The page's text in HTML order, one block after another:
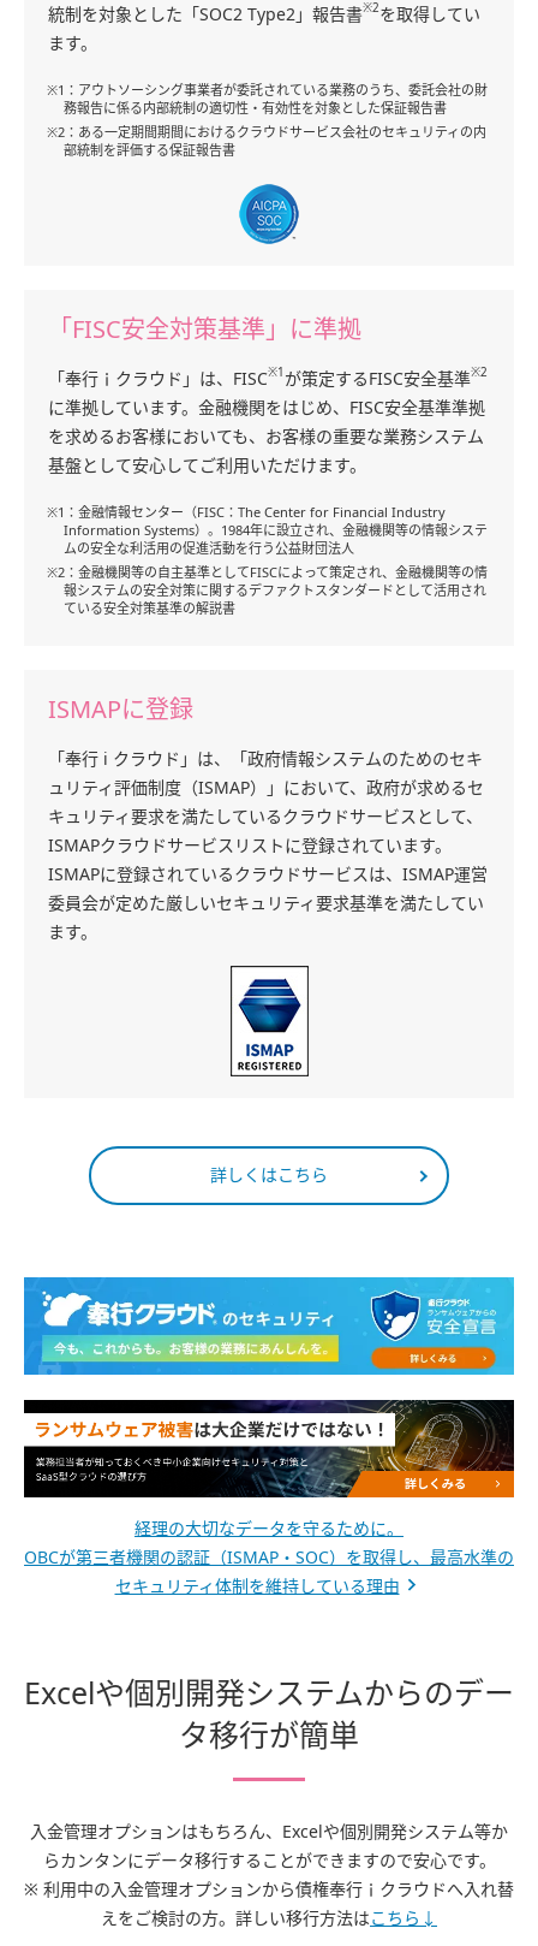
統制を対象とした「SOC2 Type2」報告書※2 を取得してい
ます。
※1：アウトソーシング事業者が委託されている業務のうち、委託会社の財
務報告に係る内部統制の適切性・有効性を対象とした保証報告書
※2：ある一定期間期間におけるクラウドサービス会社のセキュリティの内
部統制を評価する保証報告書
「FISC安全対策基準」に準拠
「奉行ｉクラウド」は、FISC※1 が策定するFISC安全基準※2
に準拠しています。金融機関をはじめ、FISC安全基準準拠
を求めるお客様においても、お客様の重要な業務システム
基盤として安心してご利用いただけます。
※1：金融情報センター（FISC：The Center for Financial Industry
Information Systems）。1984年に設立され、金融機関等の情報システ
ムの安全な利活用の促進活動を行う公益財団法人
※2：金融機関等の自主基準としてFISCによって策定され、金融機関等の情
報システムの安全対策に関するデファクトスタンダードとして活用され
ている安全対策基準の解説書
ISMAPに登録
「奉行 i クラウド」は、「政府情報システムのためのセキ
ュリティ評価制度（ISMAP）」において、政府が求めるセ
キュリティ要求を満たしているクラウドサービスとして、
ISMAPクラウドサービスリストに登録されています。
ISMAPに登録されているクラウドサービスは、ISMAP運営
委員会が定めた厳しいセキュリティ要求基準を満たしてい
ます。
詳しくはこちら
経理の大切なデータを守るために。
OBCが第三者機関の認証（ISMAP・SOC）を取得し、最高水準の
セキュリティ体制を維持している理由
Excelや個別開発システムからのデー
タ移行が簡単
入金管理オプションはもちろん、Excelや個別開発システム等か
らカンタンにデータ移行することができますので安心です。
※ 利用中の入金管理オプションから債権奉行ｉクラウドへ入れ替
えをご検討の方。詳しい移行方法は こちら↓